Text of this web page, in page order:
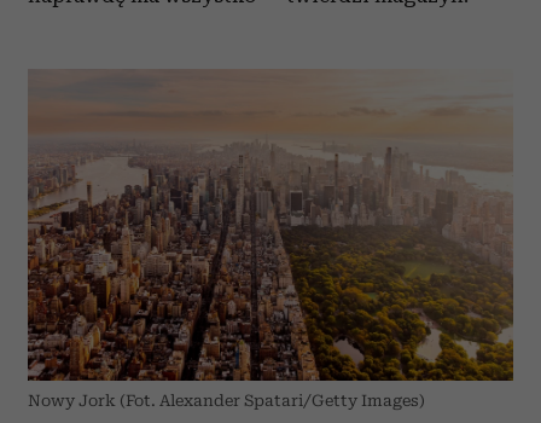
Nowy Jork (Fot. Alexander Spatari/Getty Images)